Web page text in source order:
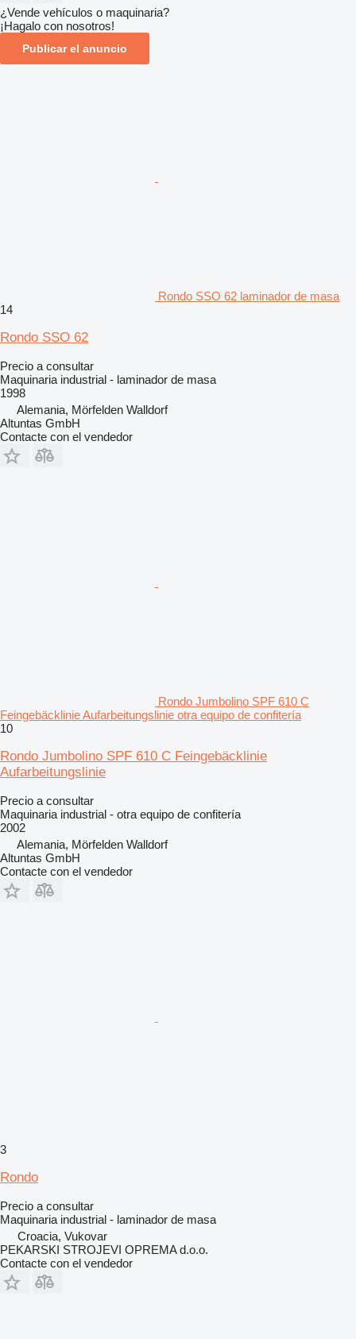
¿Vende vehículos o maquinaria?
¡Hagalo con nosotros!
Publicar el anuncio
Rondo SSO 62 laminador de masa
14
Rondo SSO 62
Precio a consultar
Maquinaria industrial - laminador de masa
1998
Alemania, Mörfelden Walldorf
Altuntas GmbH
Contacte con el vendedor
Rondo Jumbolino SPF 610 C
Feingebäcklinie Aufarbeitungslinie otra equipo de confitería
10
Rondo Jumbolino SPF 610 C Feingebäcklinie
Aufarbeitungslinie
Precio a consultar
Maquinaria industrial - otra equipo de confitería
2002
Alemania, Mörfelden Walldorf
Altuntas GmbH
Contacte con el vendedor
3
Rondo
Precio a consultar
Maquinaria industrial - laminador de masa
Croacia, Vukovar
PEKARSKI STROJEVI OPREMA d.o.o.
Contacte con el vendedor